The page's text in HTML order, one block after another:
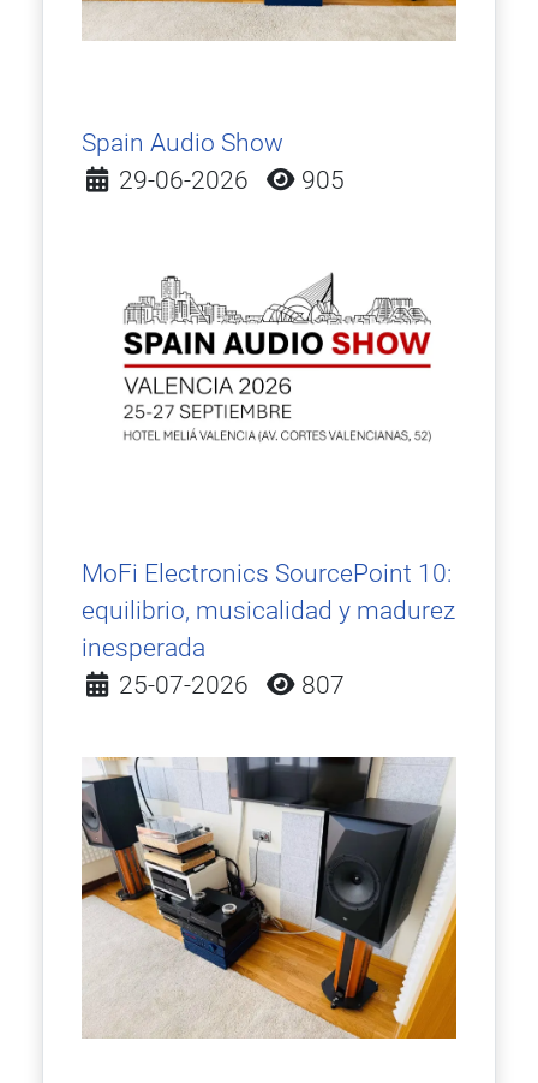
Spain Audio Show
Detalles
29-06-2026 905
MoFi Electronics SourcePoint 10:
equilibrio, musicalidad y madurez
inesperada
Detalles
25-07-2026 807